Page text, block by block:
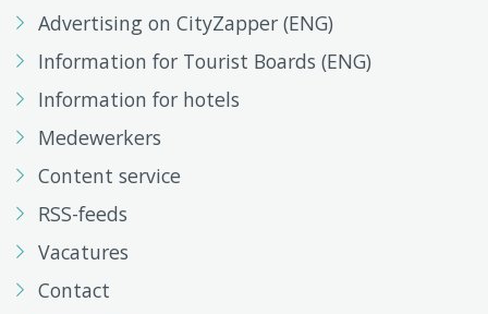
Advertising on CityZapper (ENG)
Information for Tourist Boards (ENG)
Information for hotels
Medewerkers
Content service
RSS-feeds
Vacatures
Contact